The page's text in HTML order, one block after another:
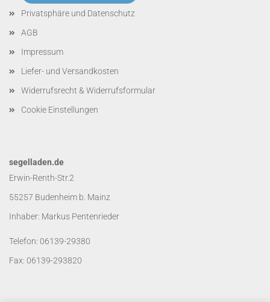
Privatsphäre und Datenschutz
AGB
Impressum
Liefer- und Versandkosten
Widerrufsrecht & Widerrufsformular
Cookie Einstellungen
segelladen.de
Erwin-Renth-Str.2
55257 Budenheim b. Mainz
Inhaber: Markus Pentenrieder
Telefon: 06139-29380
Fax: 06139-293820